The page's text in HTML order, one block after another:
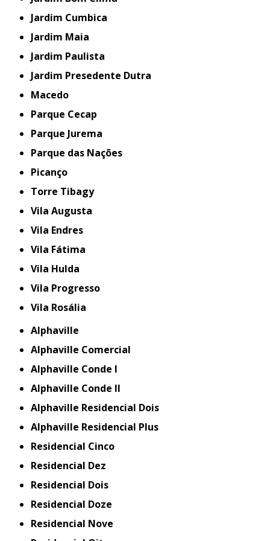
Jardim Cumbica
Jardim Maia
Jardim Paulista
Jardim Presedente Dutra
Macedo
Parque Cecap
Parque Jurema
Parque das Nações
Picanço
Torre Tibagy
Vila Augusta
Vila Endres
Vila Fátima
Vila Hulda
Vila Progresso
Vila Rosália
Alphaville
Alphaville Comercial
Alphaville Conde I
Alphaville Conde II
Alphaville Residencial Dois
Alphaville Residencial Plus
Residencial Cinco
Residencial Dez
Residencial Dois
Residencial Doze
Residencial Nove